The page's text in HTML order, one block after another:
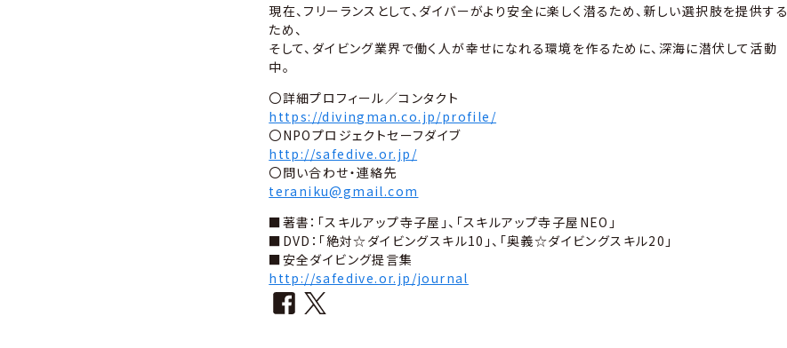
現在、フリーランスとして、ダイバーがより安全に楽しく潜るため、新しい選択肢を提供する
ため、
そして、ダイビング業界で働く人が幸せになれる環境を作るために、深海に潜伏して活動
中。
〇詳細プロフィール／コンタクト
https://divingman.co.jp/profile/
〇NPOプロジェクトセーフダイブ
http://safedive.or.jp/
〇問い合わせ・連絡先
teraniku@gmail.com
■著書：「スキルアップ寺子屋」、「スキルアップ寺子屋NEO」
■DVD：「絶対☆ダイビングスキル10」、「奥義☆ダイビングスキル20」
■安全ダイビング提言集
http://safedive.or.jp/journal